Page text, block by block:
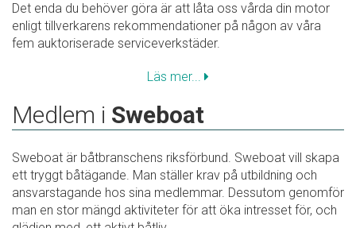
Det enda du behöver göra är att låta oss vårda din motor
enligt tillverkarens rekommendationer på någon av våra
fem auktoriserade serviceverkstäder.
Läs mer...
Medlem i Sweboat
Sweboat är båtbranschens riksförbund. Sweboat vill skapa
ett tryggt båtägande. Man ställer krav på utbildning och
ansvarstagande hos sina medlemmar. Dessutom genomför
man en stor mängd aktiviteter för att öka intresset för, och